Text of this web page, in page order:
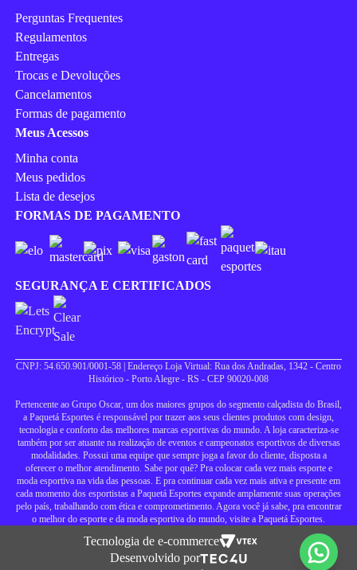
Perguntas Frequentes
Regulamentos
Entregas
Trocas e Devoluções
Cancelamentos
Formas de pagamento
Meus Acessos
Minha conta
Meus pedidos
Lista de desejos
FORMAS DE PAGAMENTO
SEGURANÇA E CERTIFICADOS
CNPJ: 54.650.901/0001-58 | Endereço Loja Virtual: Rua dos Andradas, 1342 - Centro
Histórico - Porto Alegre - RS - CEP 90020-008
Pertencente ao Grupo Oscar, um dos maiores grupos do segmento calçadista do Brasil,
a Paquetá Esportes é responsável por trazer aos seus clientes produtos com design,
tecnologia e conforto das melhores marcas esportivas do mundo. A loja caracteriza-se
também por ser atuante na realização de eventos e campeonatos esportivos de diversas
modalidades. Possui uma equipe que sempre joga a favor do cliente, disposta a
oferecer o melhor atendimento. Sabe por quê? Pra colocar cada vez mais esporte e
moda esportiva na vida das pessoas. E pra continuar cada vez mais ativa e presente em
cada momento dos esportistas a Paquetá Esportes expande amplamente suas operações
pelo país, trabalhando com ética e comprometimento. Agora você já sabe, pra encontrar
o melhor do esporte e da moda esportiva do mundo, visite a Paquetá Esportes.
Tecnologia de e-commerce
Desenvolvido por